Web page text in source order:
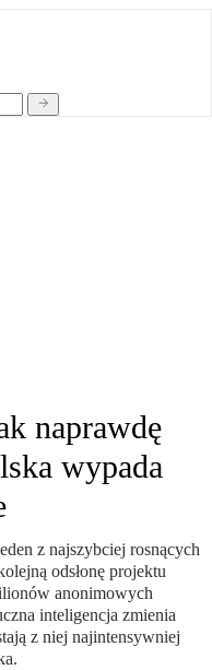
naprawdę
wypada
z najszybciej rosnących
odsłonę projektu
anonimowych
inteligencja zmienia
z niej najintensywniej